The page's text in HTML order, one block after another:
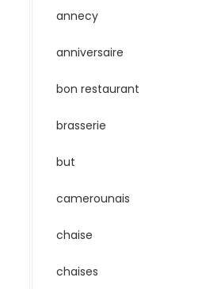
annecy
anniversaire
bon restaurant
brasserie
but
camerounais
chaise
chaises